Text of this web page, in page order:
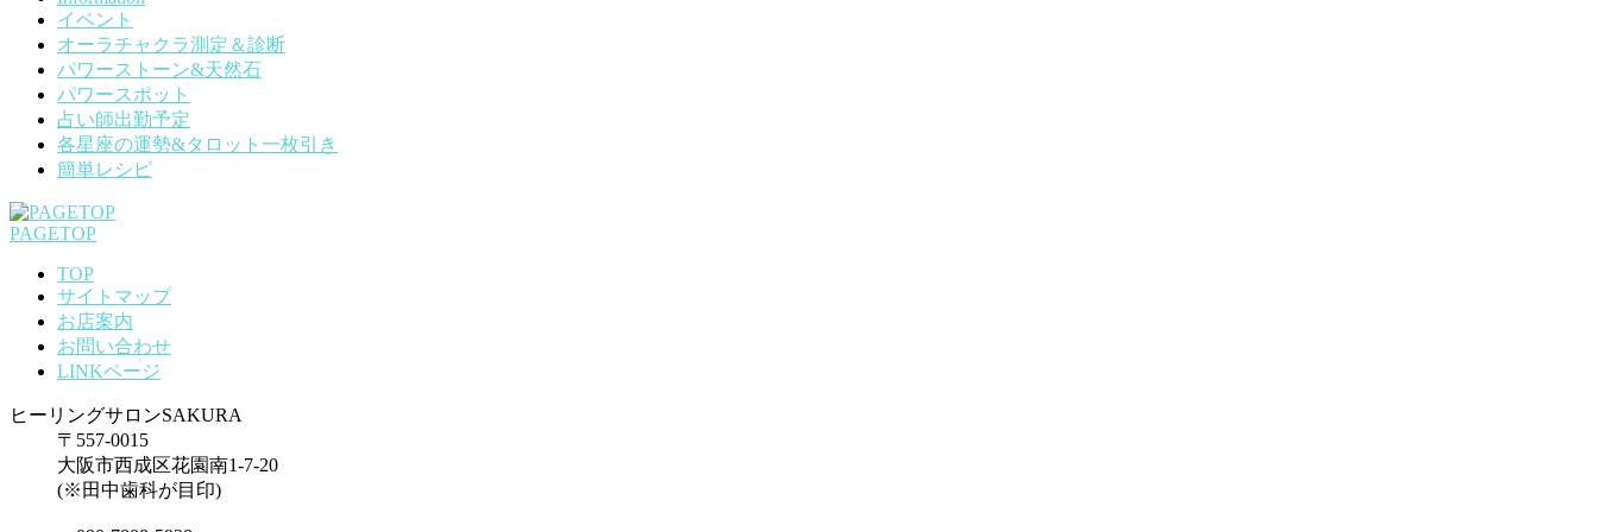
イベント
オーラチャクラ測定＆診断
パワーストーン&天然石
パワースポット
占い師出勤予定
各星座の運勢&タロット一枚引き
簡単レシピ
PAGETOP
TOP
サイトマップ
お店案内
お問い合わせ
LINKページ
ヒーリングサロンSAKURA
〒557-0015
大阪市西成区花園南1-7-20
(※田中歯科が目印)